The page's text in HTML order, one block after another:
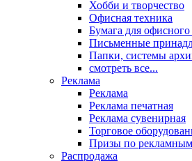
Хобби и творчество
Офисная техника
Бумага для
Письменные
Папки, системы
смотреть все...
Реклама
Реклама
Реклама печатная
Реклама сувенирная
Торговое
Призы по
Распродажа